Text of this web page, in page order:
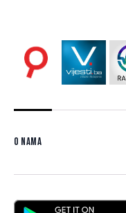
O nama